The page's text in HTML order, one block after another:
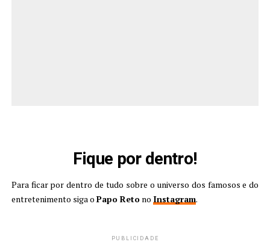
Fique por dentro!
Para ficar por dentro de tudo sobre o universo dos famosos e do
entretenimento siga o Papo Retono Instagram.
PUBLICIDADE